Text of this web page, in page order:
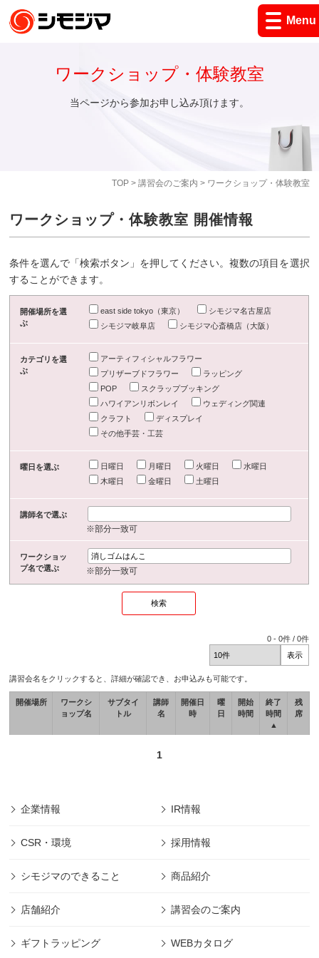
Menu
TOP> 講習会のご案内 > ワークショップ・体験教室
ワークショップ・体験教室
当ページから参加お申し込み頂けます。
ワークショップ・体験教室 開催情報
条件を選んで「検索ボタン」を押してください。複数の項目を選択
することができます。
開催場所を選
ぶ
east side tokyo（東京）
シモジマ名古屋店
シモジマ岐阜店
シモジマ心斎橋店（大阪）
カテゴリを選
ぶ
アーティフィシャルフラワー
プリザーブドフラワー
ラッピング
POP
スクラップブッキング
ハワイアンリボンレイ
ウェディング関連
クラフト
ディスプレイ
その他手芸・工芸
曜日を選ぶ 日曜日 月曜日 火曜日
水曜日
木曜日
金曜日 土曜日
講師名で選ぶ
※部分一致可
ワークショッ
プ名で選ぶ
※部分一致可
0 -0件 /0件
講習会名をクリックすると、詳細が確認でき、お申込みも可能です。
開催場所
ワークシ
ョップ名
サブタイ
トル
講師
名
開催日
時
曜
日
開始
時間
終了
時間
▲
残
席
1
企業情報 IR情報
CSR・環境 採用情報
シモジマのできること 商品紹介
店舗紹介 講習会のご案内
ギフトラッピング WEBカタログ